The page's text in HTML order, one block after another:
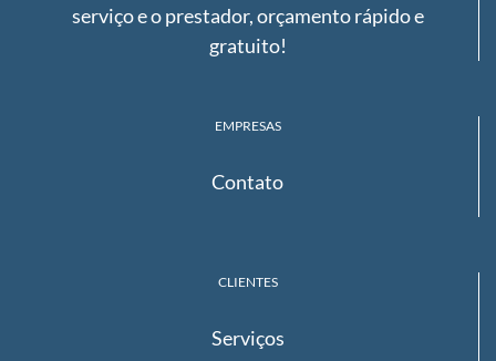
serviço e o prestador, orçamento rápido e
gratuito!
EMPRESAS
Contato
CLIENTES
Serviços